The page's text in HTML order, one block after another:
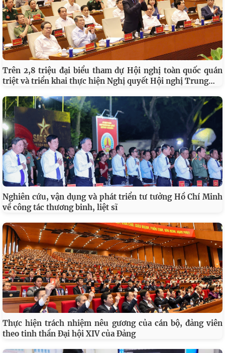
Trên 2,8 triệu đại biểu tham dự Hội nghị toàn quốc quán
triệt và triển khai thực hiện Nghị quyết Hội nghị Trung…
Nghiên cứu, vận dụng và phát triển tư tưởng Hồ Chí Minh
về công tác thương binh, liệt sĩ
Thực hiện trách nhiệm nêu gương của cán bộ, đảng viên
theo tinh thần Đại hội XIV của Đảng